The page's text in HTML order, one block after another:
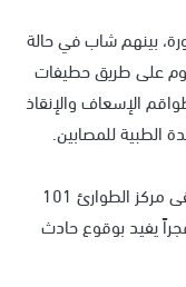
بينهم شاب في حالة
على طريق حطيفات
الإسعاف والإنقاذ
الطبية للمصابين.
ووفقاً لما أعلنته نجمة داوود الحمراء، فقد تلقى مركز الطوارئ 101
الكرمل بلاغاً عند الساعة 04:23 فجراً يفيد بوقوع حادث